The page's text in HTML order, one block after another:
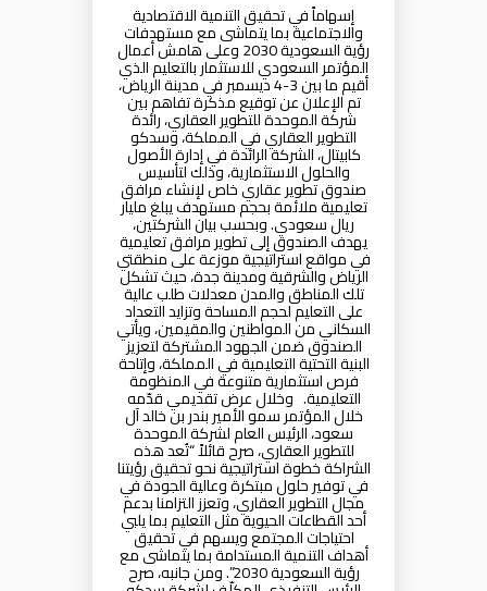
إسهاماً في تحقيق التنمية الاقتصادية
والاجتماعية بما يتماشى مع مستهدفات
رؤية السعودية 2030 وعلى هامش أعمال
المؤتمر السعودي للاستثمار بالتعليم الذي
أقيم ما بين 3-4 ديسمبر في مدينة الرياض،
تم الإعلان عن توقيع مذكرة تفاهم بين
شركة الموحدة للتطوير العقاري، رائدة
التطوير العقاري في المملكة، وسدكو
كابيتال، الشركة الرائدة في إدارة الأصول
والحلول الاستثمارية، وذلك لتأسيس
صندوق تطوير عقاري خاص لإنشاء مرافق
تعليمية ملائمة بحجم مستهدف يبلغ مليار
ريال سعودي. وبحسب بيان الشركتين،
يهدف الصندوق إلى تطوير مرافق تعليمية
في مواقع استراتيجية موزعة على منطقتي
الرياض والشرقية ومدينة جدة، حيث تشكل
تلك المناطق والمدن معدلات طلب عالية
على التعليم لحجم المساحة وتزايد التعداد
السكاني من المواطنين والمقيمين، ويأتي
الصندوق ضمن الجهود المشتركة لتعزيز
البنية التحتية التعليمية في المملكة، وإتاحة
فرص استثمارية متنوعة في المنظومة
التعليمية. وخلال عرض تقديمي قدّمه
خلال المؤتمر سمو الأمير بندر بن خالد آل
سعود، الرئيس العام لشركة الموحدة
للتطوير العقاري، صرح قائلاً “تُعد هذه
الشراكة خطوة استراتيجية نحو تحقيق رؤيتنا
في توفير حلول مبتكرة وعالية الجودة في
مجال التطوير العقاري، وتعزز التزامنا بدعم
أحد القطاعات الحيوية مثل التعليم بما يلبي
احتياجات المجتمع ويسهم في تحقيق
أهداف التنمية المستدامة بما يتماشى مع
رؤية السعودية 2030”. ومن جانبه، صرح